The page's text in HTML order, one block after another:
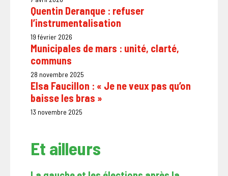
Quentin Deranque : refuser
l’instrumentalisation
19 février 2026
Municipales de mars : unité, clarté,
communs
28 novembre 2025
Elsa Faucillon : « Je ne veux pas qu’on
baisse les bras »
13 novembre 2025
Et ailleurs